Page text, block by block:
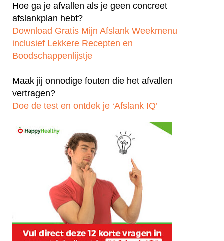
Hoe ga je afvallen als je geen concreet
afslankplan hebt?
Download Gratis Mijn Afslank Weekmenu
inclusief Lekkere Recepten en
Boodschappenlijstje
Maak jij onnodige fouten die het afvallen
vertragen?
Doe de test en ontdek je ‘Afslank IQ’